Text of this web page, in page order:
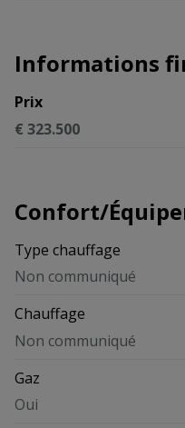
Informations
Prix
€ 323.500
Confort/
Type chauffage
Non communiqué
Chauffage
Non communiqué
Gaz
Oui